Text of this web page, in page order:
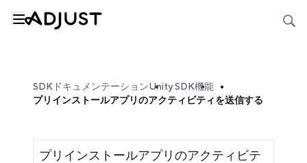
SDKドキュメンテーションUnity SDK機能
プリインストールアプリのアクティビティを送信する
プリインストールアプリのアクティビテ